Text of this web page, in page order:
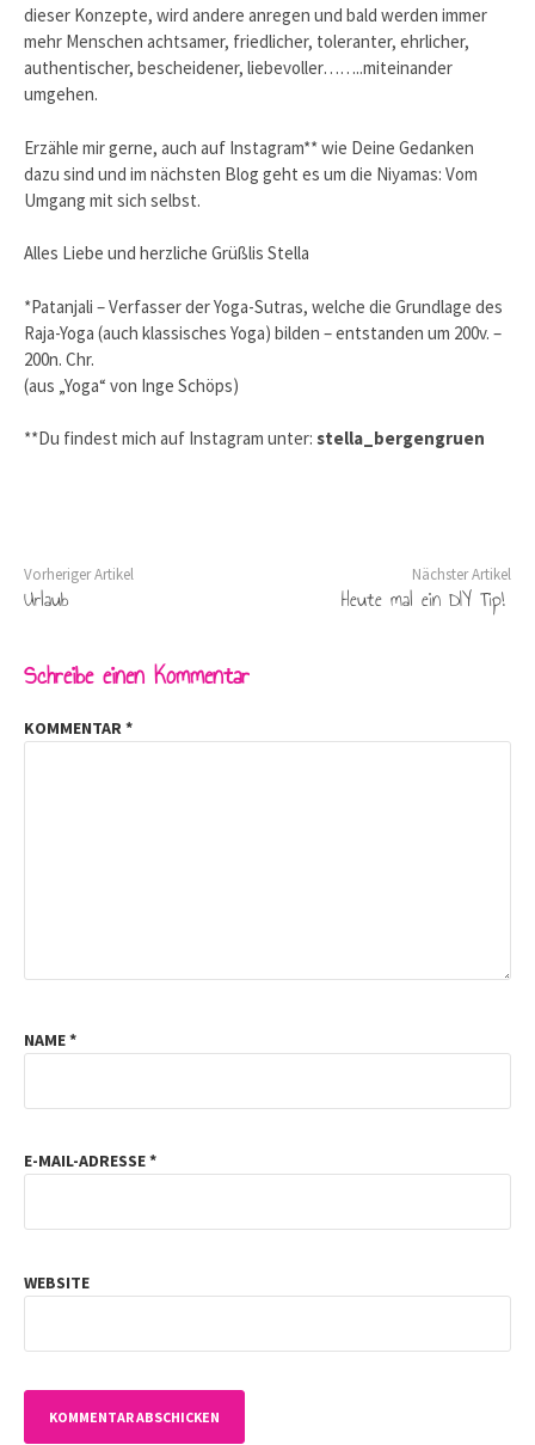
dieser Konzepte, wird andere anregen und bald werden immer
mehr Menschen achtsamer, friedlicher, toleranter, ehrlicher,
authentischer, bescheidener, liebevoller……..miteinander
umgehen.
Erzähle mir gerne, auch auf Instagram** wie Deine Gedanken
dazu sind und im nächsten Blog geht es um die Niyamas: Vom
Umgang mit sich selbst.
Alles Liebe und herzliche Grüßlis Stella
*Patanjali – Verfasser der Yoga-Sutras, welche die Grundlage des
Raja-Yoga (auch klassisches Yoga) bilden – entstanden um 200v. –
200n. Chr.
(aus „Yoga“ von Inge Schöps)
**Du findest mich auf Instagram unter: stella_bergengruen
Vorheriger Artikel
Urlaub
Nächster Artikel
Heute mal ein DIY Tip!
Schreibe einen Kommentar
KOMMENTAR*
NAME*
E-MAIL-ADRESSE*
WEBSITE